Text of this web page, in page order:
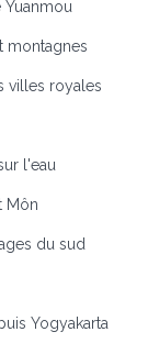
Yuanmou
montagnes
villes royales
l'eau
Môn
du sud
Yogyakarta